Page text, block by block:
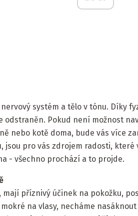
systém a tělo v tónu. Díky
odstraněn. Pokud není možnost
nebo kotě doma, bude vás více
jsou pro vás zdrojem radosti, které
- všechno prochází a to projde.
příznivý účinek na pokožku,
na vlasy, necháme